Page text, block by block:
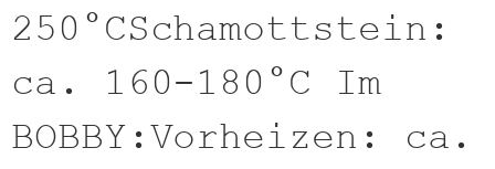
250°CSchamottstein:
ca. 160-180°C Im
BOBBY:Vorheizen: ca.